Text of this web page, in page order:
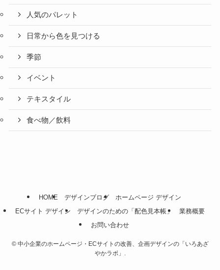
人気のパレット
日常から色を見つける
季節
イベント
テキスタイル
食べ物／飲料
HOME デザインブログ
ホームページ デザイン
ECサイト デザイン
デザインのための「配色見本帳」
業務概要
お問い合わせ
©中小企業のホームページ・ECサイトの改善、企画デザインの「いろあざ
やかラボ」.